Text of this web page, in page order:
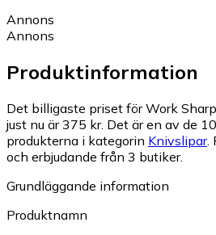
Annons
Annons
Produktinformation
Det billigaste priset för Work
just nu är 375 kr. Det är en av de
produkterna i kategorin Knivslipar.
och erbjudande från 3 butiker.
Grundläggande information
Produktnamn